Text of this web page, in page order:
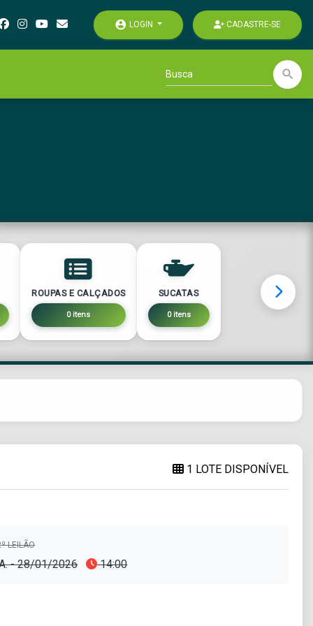
account_circle LOGIN CADASTRE-SE
search
ROUPAS E CALÇADOS
0 itens
SUCATAS
0 itens
1 LOTE DISPONÍVEL
LEILÃO
- 28/01/2026 14:00